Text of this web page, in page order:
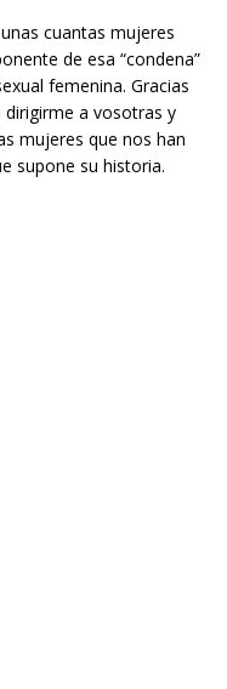
cuantas mujeres
de esa “condena”
femenina. Gracias
a vosotras y
mujeres que nos han
supone su historia.